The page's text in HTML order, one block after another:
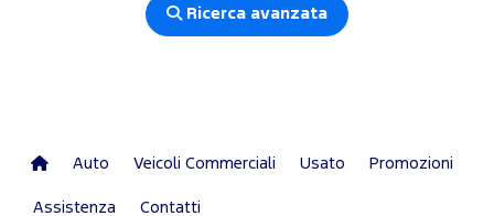
Ricerca avanzata
Auto Veicoli Commerciali Usato Promozioni
Assistenza Contatti